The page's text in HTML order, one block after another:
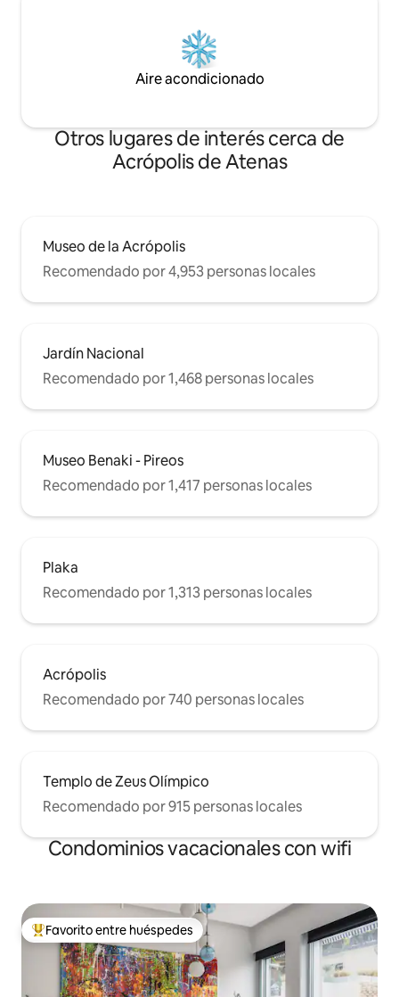
Aire acondicionado
Otros lugares de interés cerca de
Acrópolis de Atenas
Museo de la Acrópolis
Recomendado por 4,953 personas locales
Jardín Nacional
Recomendado por 1,468 personas locales
Museo Benaki - Pireos
Recomendado por 1,417 personas locales
Plaka
Recomendado por 1,313 personas locales
Acrópolis
Recomendado por 740 personas locales
Templo de Zeus Olímpico
Recomendado por 915 personas locales
Condominios vacacionales con wifi
Favorito entre huéspedes preferido
Favorito entre huéspedes